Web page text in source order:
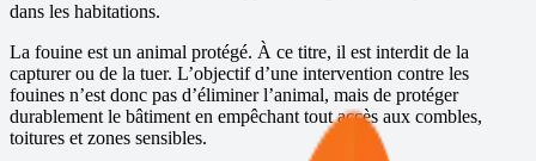
dans les habitations.
La fouine est un animal protégé. À ce titre, il est interdit de la
capturer ou de la tuer. L’objectif d’une intervention contre les
fouines n’est donc pas d’éliminer l’animal, mais de protéger
durablement le bâtiment en empêchant tout accès aux combles,
toitures et zones sensibles.